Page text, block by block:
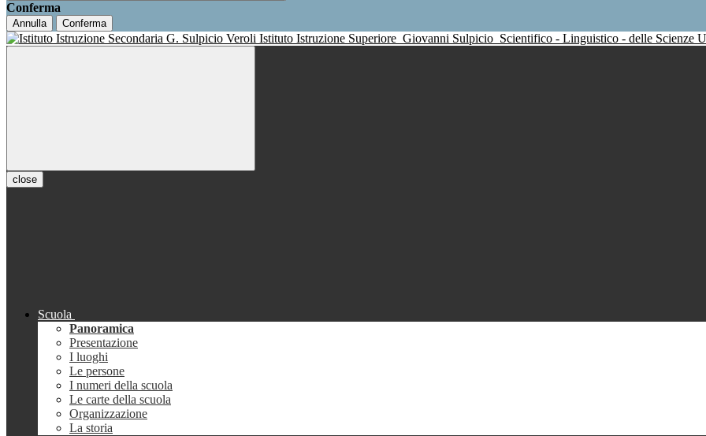
Conferma
Annulla Conferma
Istituto Istruzione Superiore Giovanni Sulpicio Scientifico - Linguistico - delle Scienze
close
Scuola
Panoramica
Presentazione
I luoghi
Le persone
I numeri della scuola
Le carte della scuola
Organizzazione
La storia